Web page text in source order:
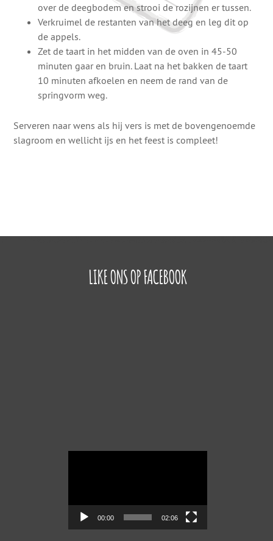
over de deegbodem en strooi de rozijnen er tussen.
Verkruimel de restanten van het deeg en leg dit op
de appels.
Zet de taart in het midden van de oven in 45-50
minuten gaar en bruin. Laat na het bakken de taart
10 minuten afkoelen en neem de rand van de
springvorm weg.
Serveren naar wens als hij vers is met de bovengenoemde
slagroom en wellicht ijs en het feest is compleet!
LIKE ONS OP FACEBOOK
00:00 02:06